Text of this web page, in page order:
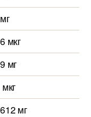
мкг
мг
мг